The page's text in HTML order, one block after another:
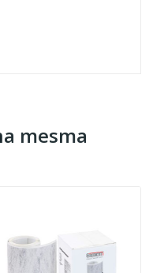
mesma